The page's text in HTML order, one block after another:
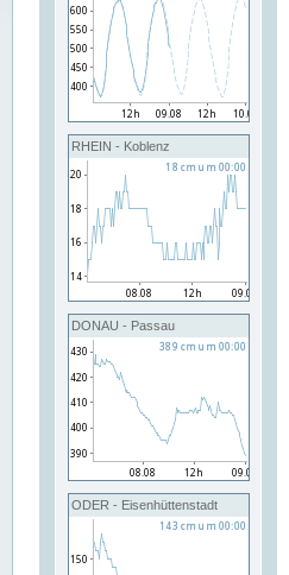
RHEIN - Koblenz
DONAU - Passau
ODER - Eisenhüttenstadt